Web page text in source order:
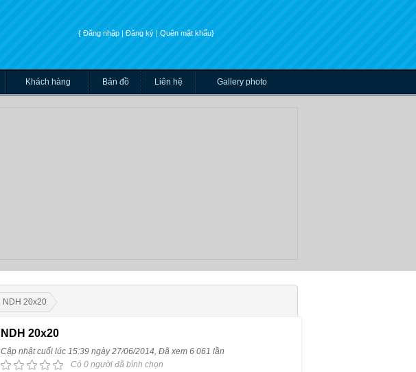
{ Đăng nhập | Đăng ký | Quên mật khẩu}
Khách hàng Bản đồ Liên hệ Gallery photo
NDH 20x20
NDH 20x20
Cập nhật cuối lúc 15:39 ngày 27/06/2014, Đã xem 6 061 lần
Có 0 người đã bình chọn